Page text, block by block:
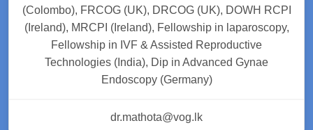
(Colombo), FRCOG (UK), DRCOG (UK), DOWH RCPI
(Ireland), MRCPI (Ireland), Fellowship in laparoscopy,
Fellowship in IVF & Assisted Reproductive
Technologies (India), Dip in Advanced Gynae
Endoscopy (Germany)
dr.mathota@vog.lk